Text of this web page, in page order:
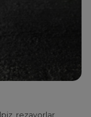
rezavorlar